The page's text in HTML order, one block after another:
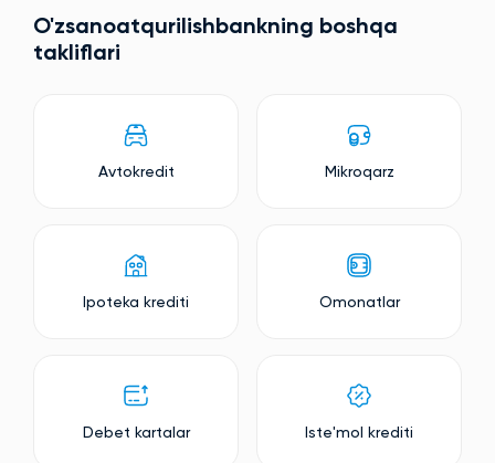
O'zsanoatqurilishbankning boshqa
takliflari
Avtokredit Mikroqarz
Ipoteka krediti Omonatlar
Debet kartalar Iste'mol krediti